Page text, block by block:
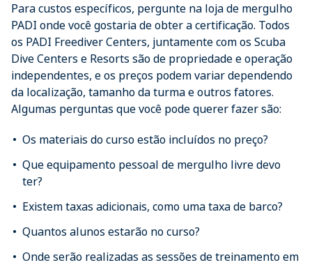
Para custos específicos, pergunte na loja de mergulho
PADI onde você gostaria de obter a certificação. Todos
os PADI Freediver Centers, juntamente com os Scuba
Dive Centers e Resorts são de propriedade e operação
independentes, e os preços podem variar dependendo
da localização, tamanho da turma e outros fatores.
Algumas perguntas que você pode querer fazer são:
Os materiais do curso estão incluídos no preço?
Que equipamento pessoal de mergulho livre devo
ter?
Existem taxas adicionais, como uma taxa de barco?
Quantos alunos estarão no curso?
Onde serão realizadas as sessões de treinamento em